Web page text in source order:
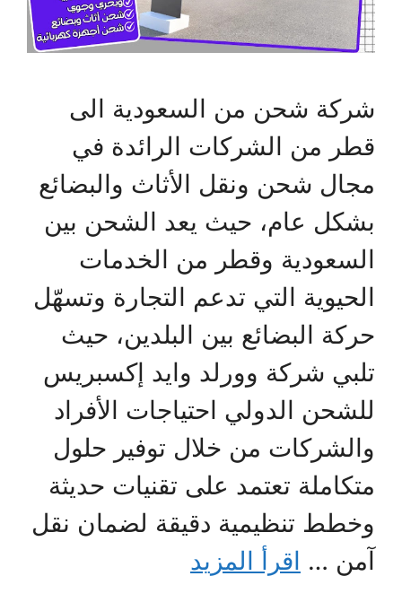
شركة شحن من السعودية الى
قطر من الشركات الرائدة في
مجال شحن ونقل الأثاث والبضائع
بشكل عام، حيث يعد الشحن بين
السعودية وقطر من الخدمات
الحيوية التي تدعم التجارة وتسهّل
حركة البضائع بين البلدين، حيث
تلبي شركة وورلد وايد إكسبريس
للشحن الدولي احتياجات الأفراد
والشركات من خلال توفير حلول
متكاملة تعتمد على تقنيات حديثة
وخطط تنظيمية دقيقة لضمان نقل
آمن … اقرأ المزيد